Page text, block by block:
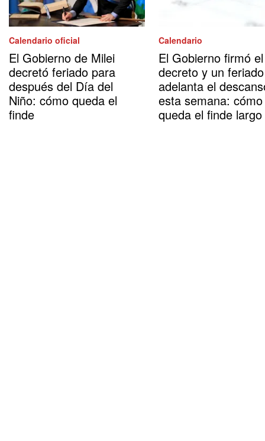
Calendario oficial
El Gobierno de Milei
decretó feriado para
después del Día del
Niño: cómo queda el
finde
Calendario
El Gobierno firmó el
decreto y un feriado
adelanta el
esta semana: cómo
queda el finde largo